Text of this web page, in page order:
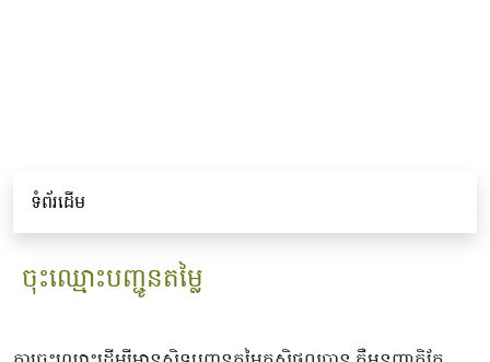
ទំព័រដើម
ចុះឈ្មោះបញ្ជូនតម្លៃ